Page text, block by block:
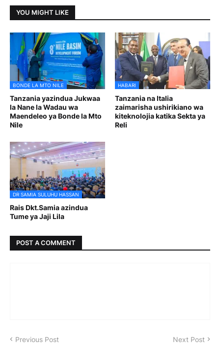
YOU MIGHT LIKE
BONDE LA MTO NILE
Tanzania yazindua Jukwaa
la Nane la Wadau wa
Maendeleo ya Bonde la Mto
Nile
HABARI
Tanzania na Italia
zaimarisha ushirikiano wa
kiteknolojia katika Sekta ya
Reli
DR SAMIA SULUHU HASSAN
Rais Dkt.Samia azindua
Tume ya Jaji Lila
POST A COMMENT
Previous Post Next Post